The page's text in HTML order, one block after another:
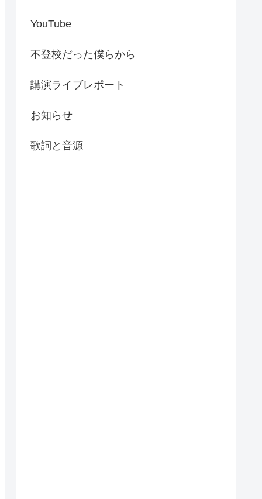
YouTube
不登校だった僕らから
講演ライブレポート
お知らせ
歌詞と音源